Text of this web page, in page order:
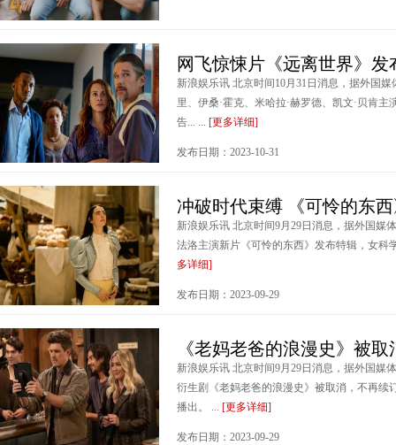
网飞惊悚片《远离世界》
新浪娱乐讯 北京时间10月31日消息，据外国
里、伊桑·霍克、米哈拉·赫罗德、凯文·贝肯
告... ... [更多详细]
发布日期：2023-10-31
冲破时代束缚 《可怜的东
新浪娱乐讯 北京时间9月29日消息，据外国媒
法洛主演新片《可怜的东西》发布特辑，女科
多详细]
发布日期：2023-09-29
《老妈老爸的浪漫史》被
新浪娱乐讯 北京时间9月29日消息，据外国媒
衍生剧《老妈老爸的浪漫史》被取消，不再续
播出。 ... [更多详细]
发布日期：2023-09-29